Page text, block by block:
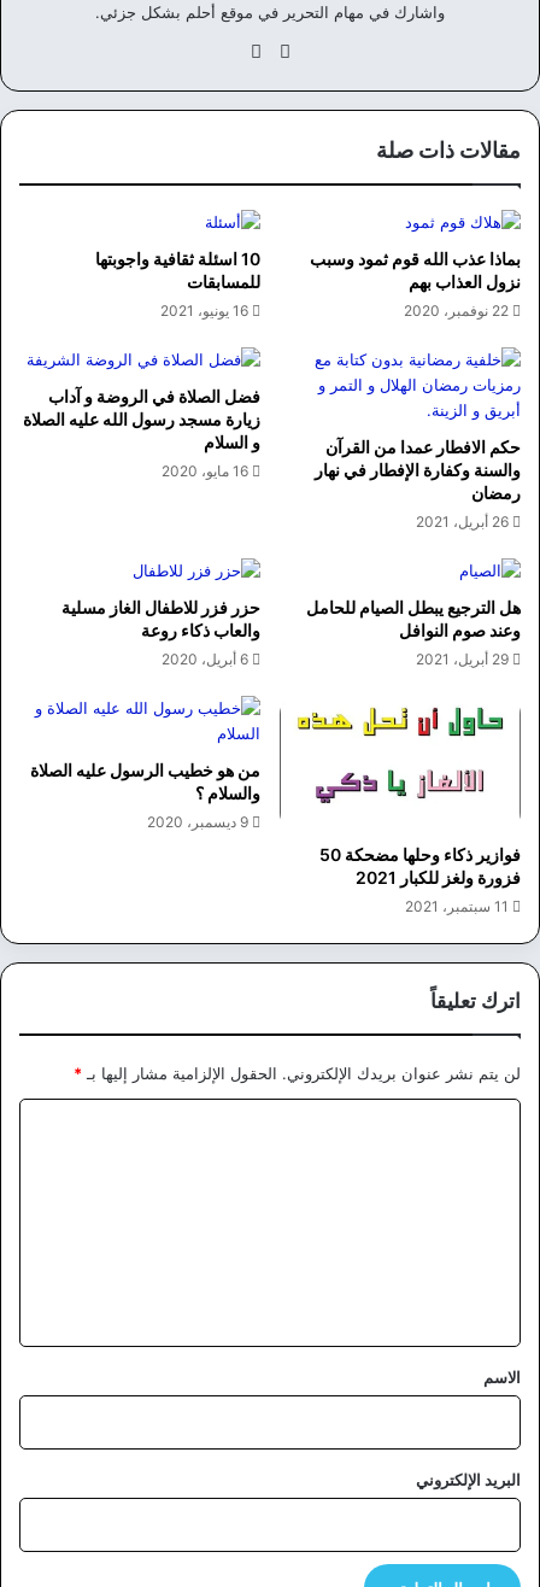
واشارك في مهام التحرير في موقع أحلم بشكل جزئي.
موق
الويوك
مقالات ذات صلة
بماذا عذب الله قوم ثمود وسبب
نزول العذاب بهم
22 نوفمبر، 2020
10 اسئلة ثقافية واجوبتها
للمسابقات
16 يونيو، 2021
حكم الافطار عمدا من القرآن
والسنة وكفارة الإفطار في نهار
رمضان
26 أبريل، 2021
فضل الصلاة في الروضة و آداب
زيارة مسجد رسول الله عليه الصلاة
و السلام
16 مايو، 2020
هل الترجيع يبطل الصيام للحامل
وعند صوم النوافل
29 أبريل، 2021
حزر فزر للاطفال الغاز مسلية
والعاب ذكاء روعة
6 أبريل، 2020
فوازير ذكاء وحلها مضحكة 50
فزورة ولغز للكبار 2021
11 سبتمبر، 2021
من هو خطيب الرسول عليه الصلاة
والسلام ؟
9 ديسمبر، 2020
اترك تعليقاً
لن يتم نشر عنوان بريدك الإلكتروني. الحقول الإلزامية مشار إليها بـ*
*
الاسم
البريد الإلكتروني